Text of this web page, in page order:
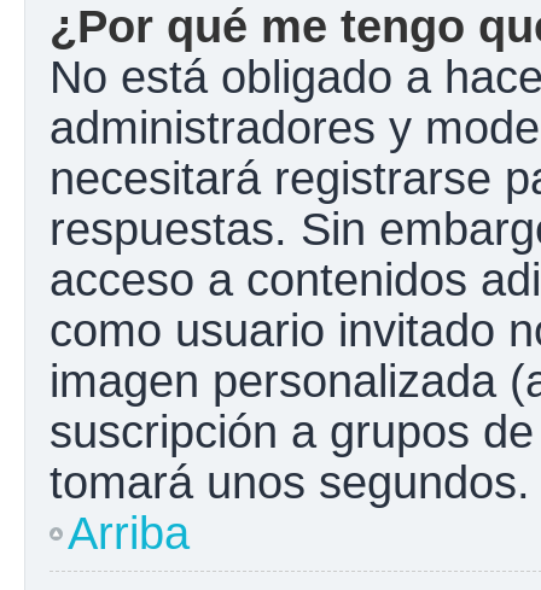
¿Por qué me tengo
No está obligado a
administradores y
necesitará registrarse
respuestas. Sin
acceso a contenidos
como usuario invitado
imagen personalizada
suscripción a grupos
tomará unos
Arriba